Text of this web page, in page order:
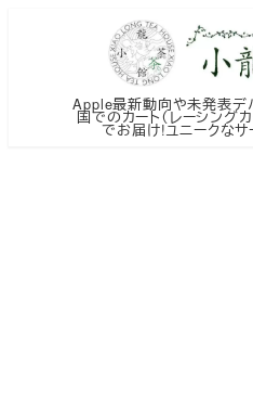
Apple最新動向や未発表デ
国でのカート（レーシング
でお届け!ユニークな